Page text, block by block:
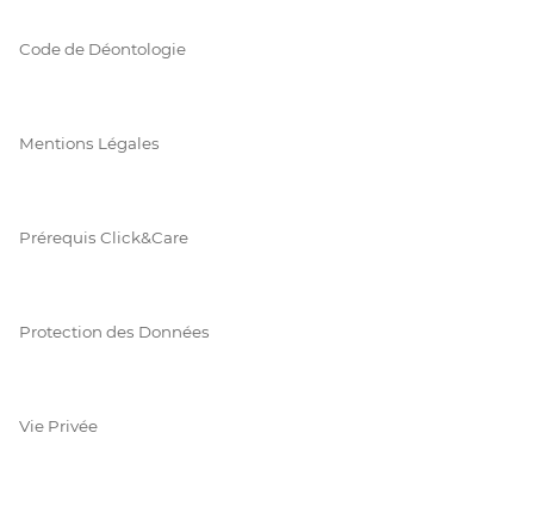
Code de Déontologie
Mentions Légales
Prérequis Click&Care
Protection des Données
Vie Privée